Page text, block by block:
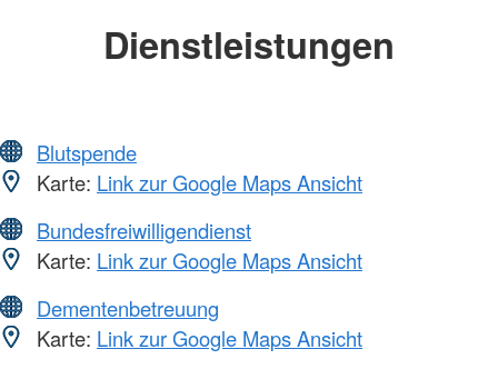
Dienstleistungen
Blutspende
Karte: Link zur Google Maps Ansicht
Bundesfreiwilligendienst
Karte: Link zur Google Maps Ansicht
Dementenbetreuung
Karte: Link zur Google Maps Ansicht